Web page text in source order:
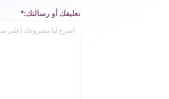
تعليقك أو رسالتك:*